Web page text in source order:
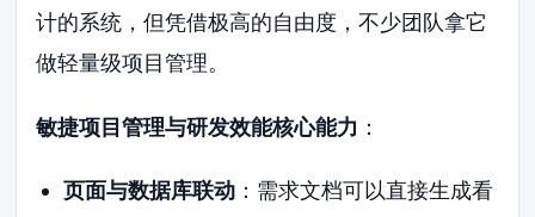
计的系统，但凭借极高的自由度，不少团队拿它
做轻量级项目管理。
敏捷项目管理与研发效能核心能力 ：
页面与数据库联动：需求文档可以直接生成看